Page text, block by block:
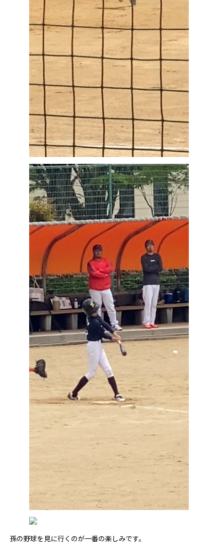
孫の野球を見に行くのが一番の楽しみです。